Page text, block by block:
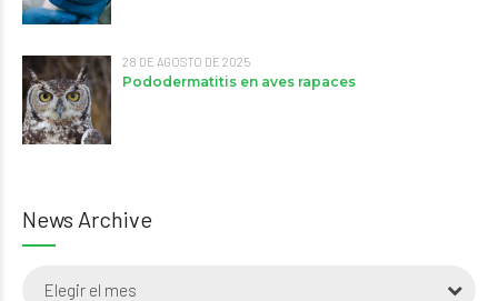
28 DE AGOSTO DE 2025
Pododermatitis en aves rapaces
News Archive
Elegir el mes